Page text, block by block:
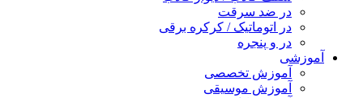
در ضد سرقت
در اتوماتیک / کرکره برقی
در و پنجره
آموزشی
آموزش تخصصی
آموزش موسیقی